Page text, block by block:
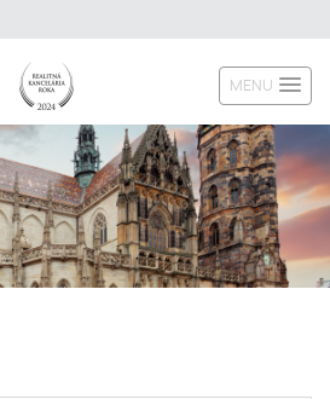
MENU